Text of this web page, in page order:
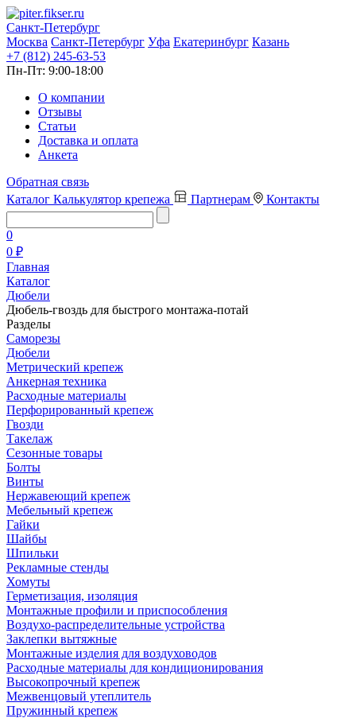
Санкт-Петербург
Москва Санкт-Петербург Уфа Екатеринбург Казань
+7 (812) 245-63-53
Пн-Пт: 9:00-18:00
О компании
Отзывы
Статьи
Доставка и оплата
Анкета
Обратная связь
Каталог Калькулятор крепежа Партнерам Контакты
0
0 ₽
Главная
Каталог
Дюбели
Дюбель-гвоздь для быстрого монтажа‑потай
Разделы
Саморезы
Дюбели
Метрический крепеж
Анкерная техника
Расходные материалы
Перфорированный крепеж
Гвозди
Такелаж
Сезонные товары
Болты
Винты
Нержавеющий крепеж
Мебельный крепеж
Гайки
Шайбы
Шпильки
Рекламные стенды
Хомуты
Герметизация, изоляция
Монтажные профили и приспособления
Воздухо-распределительные устройства
Заклепки вытяжные
Монтажные изделия для воздуховодов
Расходные материалы для кондиционирования
Высокопрочный крепеж
Межвенцовый утеплитель
Пружинный крепеж